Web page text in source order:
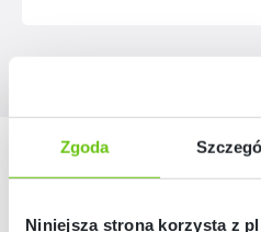
Zgoda
Niniejsza strona korzysta z
Nasze marki